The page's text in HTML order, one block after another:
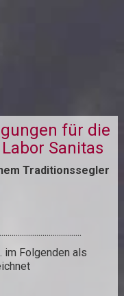
für die
Sanitas
Traditionssegler
im Folgenden als